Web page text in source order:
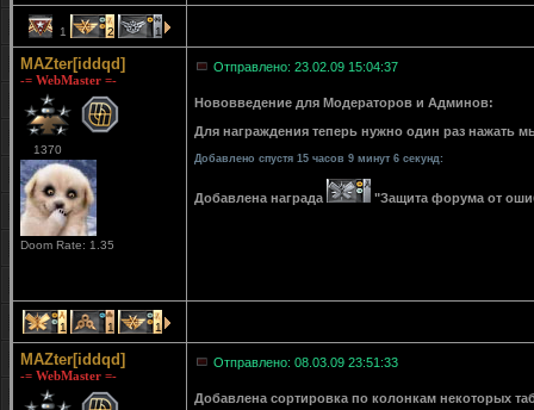
1 2 1
MAZter[iddqd]
-= WebMaster =-
1370
Doom Rate: 1.35
Отправлено: 23.02.09 15:04:37
Нововведение для Модераторов и Админов:
Для награждения теперь нужно один раз нажать
Добавлено спустя 15 часов 9 минут 6 секунд:
Добавлена награда "Защита форума от
1 1 1
MAZter[iddqd]
-= WebMaster =-
Отправлено: 08.03.09 23:51:33
Добавлена сортировка по колонкам некоторых